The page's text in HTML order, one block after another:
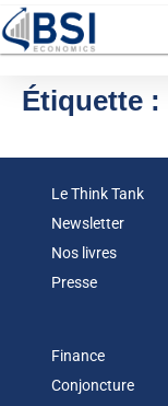
Étiquette :
Le Think Tank
Newsletter
Nos livres
Presse
Finance
Conjoncture